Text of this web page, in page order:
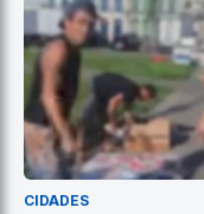
CIDADES